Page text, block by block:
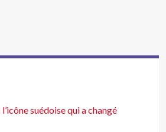
suédoise qui a changé